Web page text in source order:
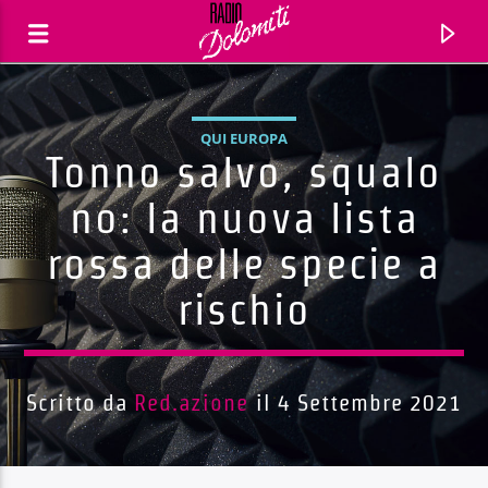
Traccia corrente
Titolo
Artista
QUI EUROPA
Tonno salvo, squalo
no: la nuova lista
rossa delle specie a
rischio
Scritto da Red.azioneil 4 Settembre 2021